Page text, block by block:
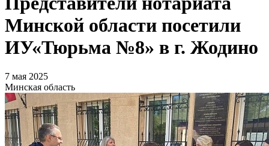
Минской области посетили
ИУ«Тюрьма №8» в г. Жодино
7 мая 2025
Минская область